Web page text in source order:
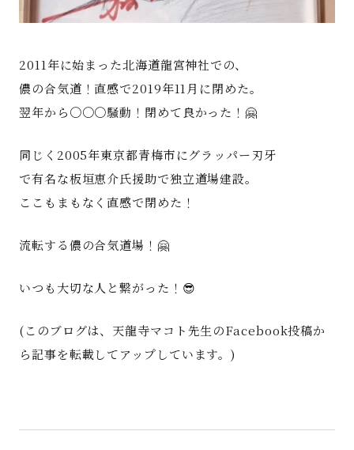
2011年に始まった北海道龍宮神社での、
儂の合気道！直感で2019年11月に閉めた。
翌年から〇〇〇騒動！閉めて良かった！🤗
同じく2005年東京都青梅市にグラッパー刃牙
で有名な板垣恵介氏援助で独立道場建設。
ここもまもなく直感で閉めた！
流転する儂の合気道場！🤗
いつも大切な人と繋がった！😎
(このブログは、天龍寺マコト先生のFacebook投稿か
ら記事を転載してアップしています。)